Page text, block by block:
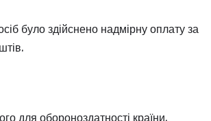
було здійснено надмірну оплату за
для обороноздатності країни.